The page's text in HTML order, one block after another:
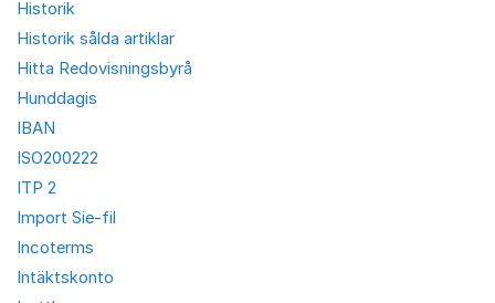
Historik
Historik sålda artiklar
Hitta Redovisningsbyrå
Hunddagis
IBAN
ISO200222
ITP 2
Import Sie-fil
Incoterms
Intäktskonto